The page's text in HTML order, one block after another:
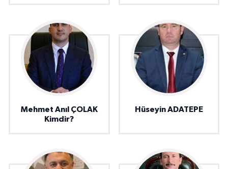
Mehmet Anıl ÇOLAK
Kimdir?
Hüseyin ADATEPE